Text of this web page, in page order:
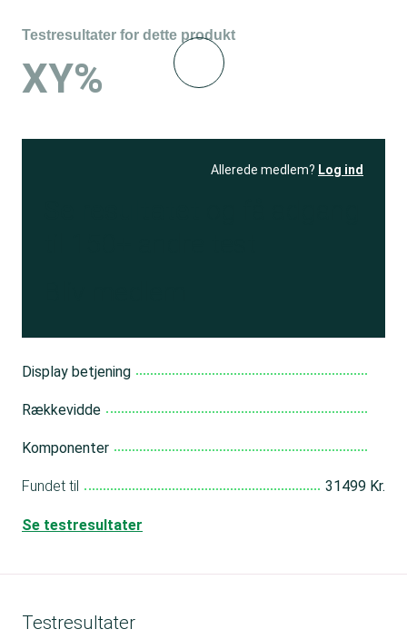
Testresultater for dette produkt
XY%
Allerede medlem? Log ind
Display betjening
Rækkevidde
Komponenter
Fundet til 31499 Kr.
Se testresultater
Testresultater